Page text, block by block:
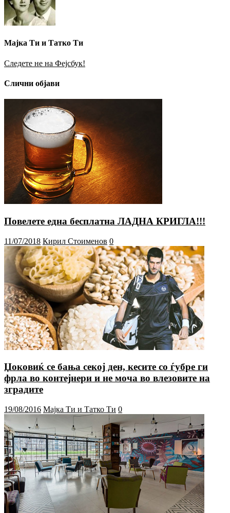
Мајка Ти и Татко Ти
Следете не на Фејсбук!
Слични објави
Повелете една бесплатна ЛАДНА КРИГЛА!!!
11/07/2018 Кирил Стоименов 0
Џоковиќ се бања секој ден, кесите со ѓубре ги
фрла во контејнери и не моча во влезовите на
зградите
19/08/2016 Мајка Ти и Татко Ти 0